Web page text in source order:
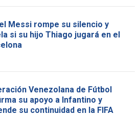
Messi rompe su silencio y
si su hijo Thiago jugará en el
Venezolana de Fútbol
su apoyo a Infantino y
su continuidad en la FIFA